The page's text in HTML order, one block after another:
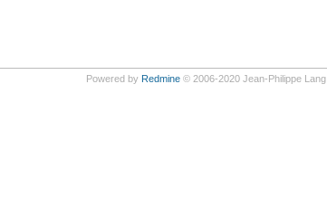
Powered by Redmine© 2006-2020 Jean-Philippe Lang